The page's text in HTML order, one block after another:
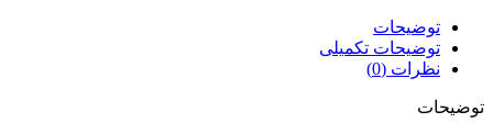
توضیحات
توضیحات تکمیلی
نظرات (0)
توضیحات